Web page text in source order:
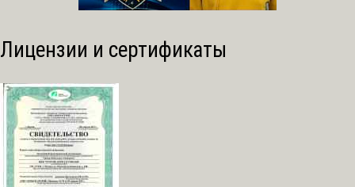
Лицензии и сертификаты